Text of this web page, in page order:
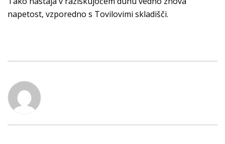
napetost, vzporedno s Tovilovimi skladišči.